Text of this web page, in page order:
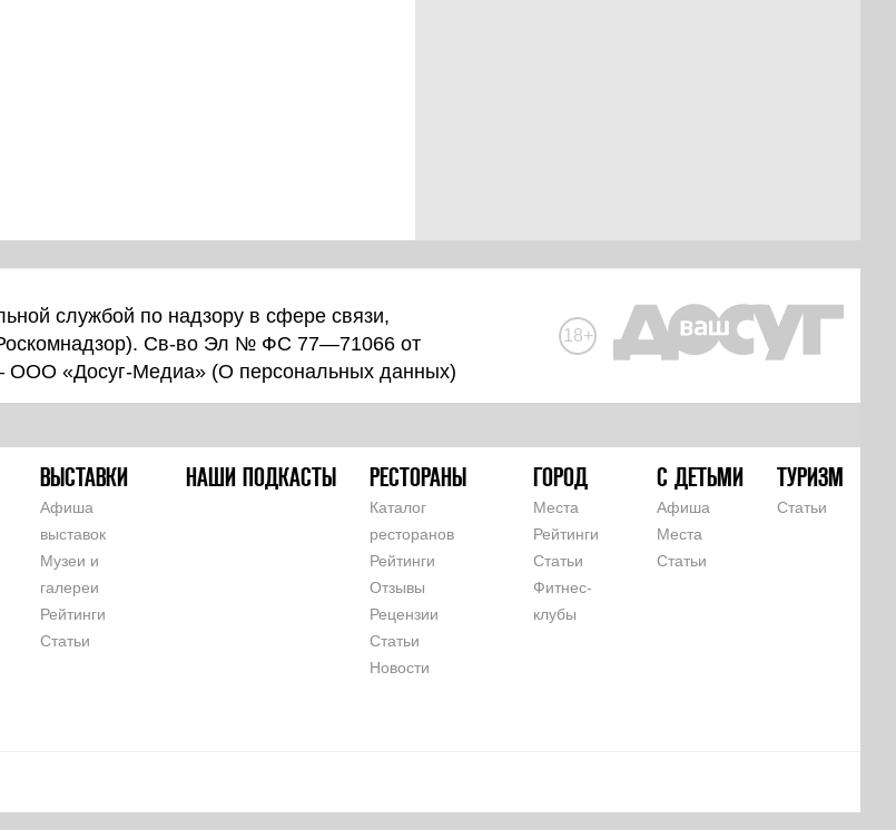
службой по надзору в сфере связи,
Св-во Эл № ФС 77—71066 от
ООО «Досуг-Медиа» (О персональных данных)
18+
ВЫСТАВКИ
Афиша
выставок
Музеи и
галереи
Рейтинги
Статьи
НАШИ ПОДКАСТЫ РЕСТОРАНЫ
Каталог
ресторанов
Рейтинги
Отзывы
Рецензии
Статьи
Новости
ГОРОД
Места
Рейтинги
Статьи
Фитнес-
клубы
С ДЕТЬМИ
Афиша
Места
Статьи
ТУРИЗМ
Статьи